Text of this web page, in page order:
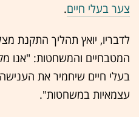
צער בעלי חיים.
לדבריו, יואץ תהליך התקנת
המטבחיים והמשחטות: "אנו
בעלי חיים שיחמיר את
עצמאיות במשחטות".